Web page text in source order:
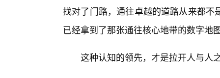
找对了门路，通往卓越的道路从来都
已经拿到了那张通往核心地带的数字地
这种认知的领先，才是拉开人与人